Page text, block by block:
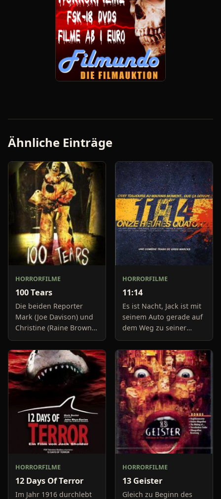
Ähnliche Einträge
HORRORFILME
100 Tears
Die beiden Reporter
Mark (Joe Davison) und
Christine (Raine Brown)
haben keine Lust mehr
auf belanglose
Boulevard-Meldungen
und befassen sich
neuerdings mit Se
HORRORFILME
11:14
Es ist Nacht, Jack ist mit
seinem Auto gerade auf
dem Weg zu seiner
Freundin, um diese
abzuholen. Die Uhr im
Auto springt auf 11:14h,
genau in dem Moment
fäll
HORRORFILME
12 Days Of Terror
Im Jahr 1916 durchlebt
HORRORFILME
13 Geister
Gleich zu Beginn des